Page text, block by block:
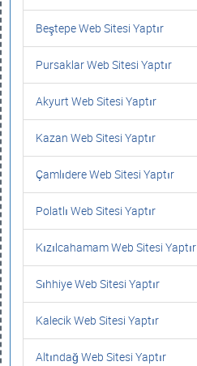
Beştepe Web Sitesi Yaptır
Pursaklar Web Sitesi Yaptır
Akyurt Web Sitesi Yaptır
Kazan Web Sitesi Yaptır
Çamlıdere Web Sitesi Yaptır
Polatlı Web Sitesi Yaptır
Kızılcahamam Web Sitesi Yaptır
Sıhhiye Web Sitesi Yaptır
Kalecik Web Sitesi Yaptır
Altındağ Web Sitesi Yaptır